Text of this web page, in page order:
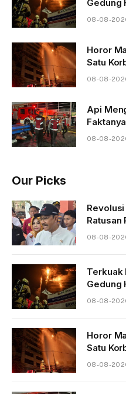
Gedung
08-08-
Horor
Satu
08-08-
Api
Faktanya
08-08-
Our Picks
Ratusan
08-08-
Terkuak
Gedung
08-08-
Horor
Satu
08-08-